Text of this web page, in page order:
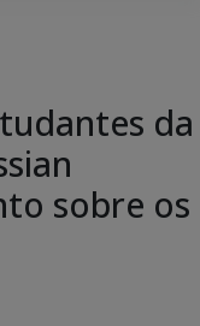
da
sobre os